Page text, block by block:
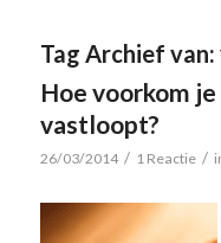
Tag Archief van:
Hoe voorkom
vastloopt?
26/03/2014 / 1 Reactie /